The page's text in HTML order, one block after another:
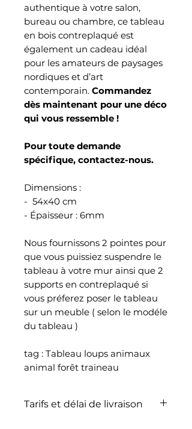
authentique à votre salon,
bureau ou chambre, ce tableau
en bois contreplaqué est
également un cadeau idéal
pour les amateurs de paysages
nordiques et d’art
contemporain. Commandez
dès maintenant pour une déco
qui vous ressemble !
Pour toute demande
spécifique, contactez-nous.
Dimensions :
- 54x40 cm
- Épaisseur : 6mm
Nous fournissons 2 pointes pour
que vous puissiez suspendre le
tableau à votre mur ainsi que 2
supports en contreplaqué si
vous préferez poser le tableau
sur un meuble ( selon le modéle
du tableau )
tag : Tableau loups animaux
animal forêt traineau
Tarifs et délai de livraison